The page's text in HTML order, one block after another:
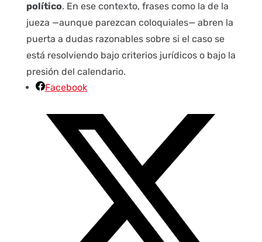
político. En ese contexto, frases como la de la
jueza —aunque parezcan coloquiales— abren la
puerta a dudas razonables sobre si el caso se
está resolviendo bajo criterios jurídicos o bajo la
presión del calendario.
Facebook